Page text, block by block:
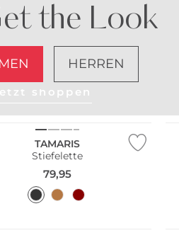
the Look
HERREN
shoppen
TAMARIS
Stiefelette
79,95